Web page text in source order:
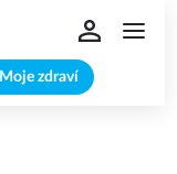
Moje zdraví